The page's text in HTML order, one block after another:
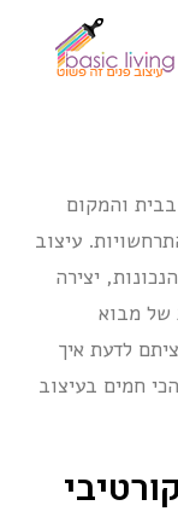
והמקום
עיצוב
יצירה
של מבוא
לדעת איך
חמים בעיצוב